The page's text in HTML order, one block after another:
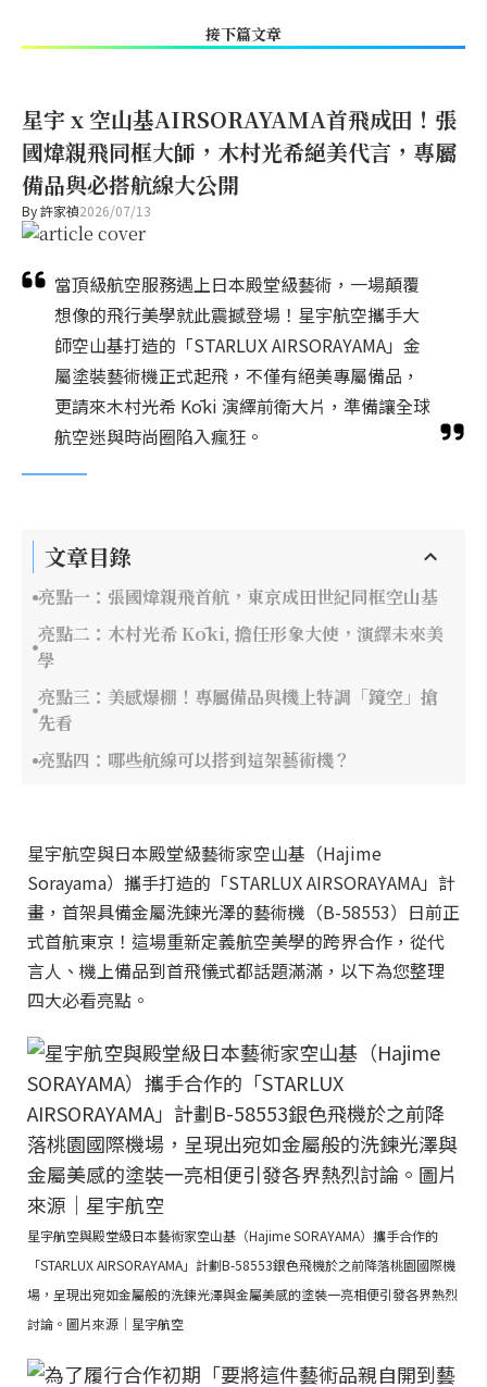
接下篇文章
星宇 x 空山基AIRSORAYAMA首飛成田！張
國煒親飛同框大師，木村光希絕美代言，專屬
備品與必搭航線大公開
By許家禎2026/07/13
當頂級航空服務遇上日本殿堂級藝術，一場顛覆
想像的飛行美學就此震撼登場！星宇航空攜手大
師空山基打造的「STARLUX AIRSORAYAMA」金
屬塗裝藝術機正式起飛，不僅有絕美專屬備品，
更請來木村光希 Kōki 演繹前衛大片，準備讓全球
航空迷與時尚圈陷入瘋狂。
文章目錄
亮點一：張國煒親飛首航，東京成田世紀同框空山基
亮點二：木村光希 Kōki, 擔任形象大使，演繹未來美
學
亮點三：美感爆棚！專屬備品與機上特調「鏡空」搶
先看
亮點四：哪些航線可以搭到這架藝術機？
星宇航空與日本殿堂級藝術家空山基（Hajime
Sorayama）攜手打造的「STARLUX AIRSORAYAMA」計
畫，首架具備金屬洗鍊光澤的藝術機（B-58553）日前正
式首航東京！這場重新定義航空美學的跨界合作，從代
言人、機上備品到首飛儀式都話題滿滿，以下為您整理
四大必看亮點。
星宇航空與殿堂級日本藝術家空山基（Hajime SORAYAMA）攜手合作的
「STARLUX AIRSORAYAMA」計劃B-58553銀色飛機於之前降落桃園國際機
場，呈現出宛如金屬般的洗鍊光澤與金屬美感的塗裝一亮相便引發各界熱烈
討論。圖片來源｜星宇航空